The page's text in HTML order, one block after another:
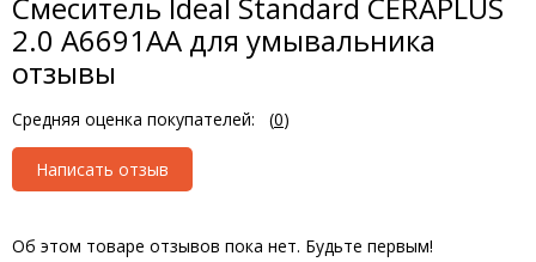
2.0 A6691AA для умывальника
отзывы
Средняя оценка покупателей: (0)
Написать отзыв
Об этом товаре отзывов пока нет. Будьте первым!